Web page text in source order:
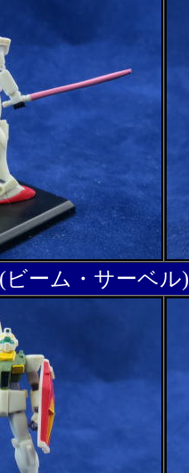
ーム・サーベル)